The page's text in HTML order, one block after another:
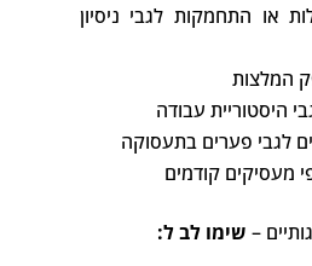
או התחמקות לגבי ניסיון
המלצות
היסטוריית עבודה
לגבי פערים בתעסוקה
מעסיקים קודמים
– שימו לב ל: